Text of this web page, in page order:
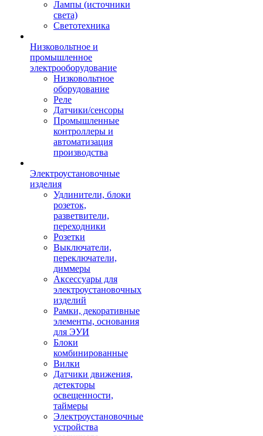
Лампы (источники
света)
Светотехника
Низковольтное и
промышленное
электрооборудование
Низковольтное
оборудование
Реле
Датчики/сенсоры
Промышленные
контроллеры и
автоматизация
производства
Электроустановочные
изделия
Удлинители, блоки
розеток,
разветвители,
переходники
Розетки
Выключатели,
переключатели,
диммеры
Аксессуары для
электроустановочных
изделий
Рамки, декоративные
элементы, основания
для ЭУИ
Блоки
комбинированные
Вилки
Датчики движения,
детекторы
освещенности,
таймеры
Электроустановочные
устройства